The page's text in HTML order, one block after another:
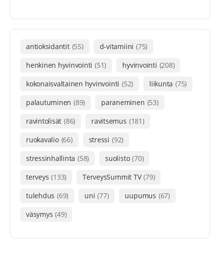
antioksidantit (55) d-vitamiini (75)
henkinen hyvinvointi (51) hyvinvointi (208)
kokonaisvaltainen hyvinvointi (52) liikunta (75)
palautuminen (89) paraneminen (53)
ravintolisät (86) ravitsemus (181)
ruokavalio (66) stressi (92)
stressinhallinta (58) suolisto (70)
terveys (133) TerveysSummit TV (79)
tulehdus (69) uni (77) uupumus (67)
väsymys (49)